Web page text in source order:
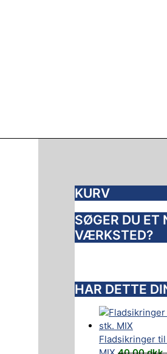
KURV
SØGER DU ET
VÆRKSTED?
HAR DETTE
Fladsikringer